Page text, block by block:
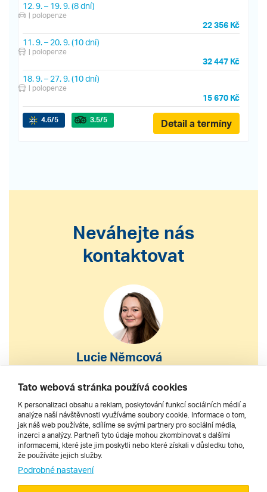
12. 9.– 19. 9.(8 dní)
| polopenze
22 356 Kč
11. 9.– 20. 9.(10 dní)
| polopenze
32 447 Kč
18. 9.– 27. 9.(10 dní)
| polopenze
15 670 Kč
4.6/5 3.5/5 Detail a termíny
Neváhejte nás
kontaktovat
Lucie Němcová
S výběrem nebo nákupem
zájezdu vám pomohu
222 200 610
Tato webová stránka používá cookies
K personalizaci obsahu a reklam, poskytování funkcí sociálních médií a
analýze naší návštěvnosti využíváme soubory cookie. Informace o tom,
jak náš web používáte, sdílíme se svými partnery pro sociální média,
inzerci a analýzy. Partneři tyto údaje mohou zkombinovat s dalšími
informacemi, které jste jim poskytli nebo které získali v důsledku toho,
že používáte jejich služby.
Podrobné nastavení